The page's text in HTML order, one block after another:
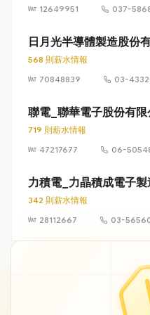
12649951 037-
日月光半導體製造股份
568 則薪水情報
70848839
03-
聯電_聯華電子股份有限
719 則薪水情報
47217677
06-
力積電_力晶積成電子製
342 則薪水情報
28112667
03-